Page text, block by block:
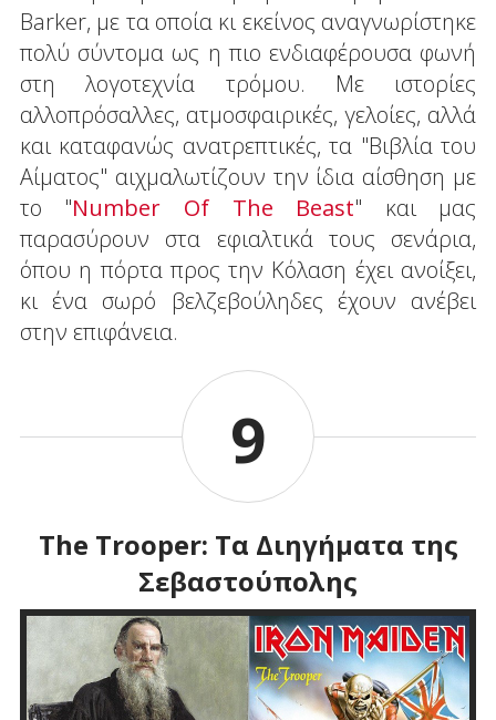
Barker, με τα οποία κι εκείνος αναγνωρίστηκε
πολύ σύντομα ως η πιο ενδιαφέρουσα φωνή
στη λογοτεχνία τρόμου. Με ιστορίες
αλλοπρόσαλλες, ατμοσφαιρικές, γελοίες, αλλά
και καταφανώς ανατρεπτικές, τα "Βιβλία του
Αίματος" αιχμαλωτίζουν την ίδια αίσθηση με
το "Number Of The Beast" και μας
παρασύρουν στα εφιαλτικά τους σενάρια,
όπου η πόρτα προς την Κόλαση έχει ανοίξει,
κι ένα σωρό βελζεβούληδες έχουν ανέβει
στην επιφάνεια.
9
The Trooper: Τα Διηγήματα της
Σεβαστούπολης